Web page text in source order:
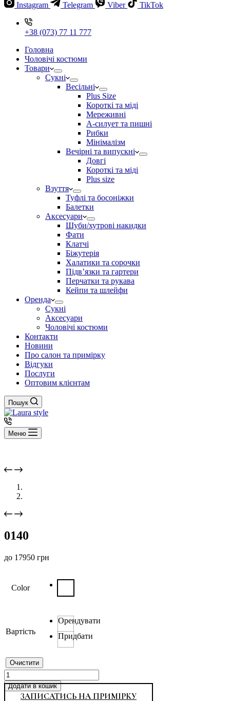
Instagram Telegram Viber TikTok
+38 (073) 77 11 777
Головна
Чоловічі костюми
Товари
Сукні
Весільні
Plus Size
Короткі та міді
Мереживні
А-силует та пишні
Рибки
Мінімалізм
Вечірні та випускні
Довгі
Короткі та міді
Plus size
Взуття
Туфлі та босоніжки
Балетки
Аксесуари
Шуби/хутрові накидки
Фати
Клатчі
Біжутерія
Халатики та сорочки
Підвʼязки та гартери
Перчатки та рукава
Кейпи та шлейфи
Оренда
Сукні
Аксесуари
Чоловічі костюми
Контакти
Новини
Про салон та примірку
Відгуки
Послуги
Оптовим клієнтам
Пошук
Меню
0140
до 17950 грн
Color
Вартість
Орендувати
Придбати
Очистити
0140
кількість
Додати в кошик
ЗАПИСАТИСЬ НА ПРИМІРКУ